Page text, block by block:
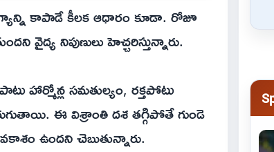
కాపాడే కీలక ఆధారం కూడా. రోజూ
వైద్య నిపుణులు హెచ్చరిస్తున్నారు.
హార్మోన్ల సమతుల్యం, రక్తపోటు
ఈ విశ్రాంతి దశ తగ్గిపోతే గుండె
ఉందని చెబుతున్నారు.